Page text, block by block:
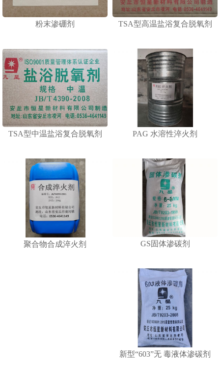
粉末渗硼剂 TSA型高温盐浴复合脱氧剂
TSA型中温盐浴复合脱氧剂 PAG 水溶性淬火剂
聚合物合成淬火剂 GS固体渗碳剂
新型“603”无 毒液体渗碳剂